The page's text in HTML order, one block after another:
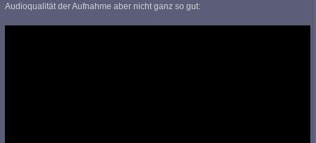
Audioqualität der Aufnahme aber nicht ganz so gut: